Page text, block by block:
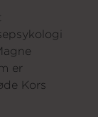
er
Kors